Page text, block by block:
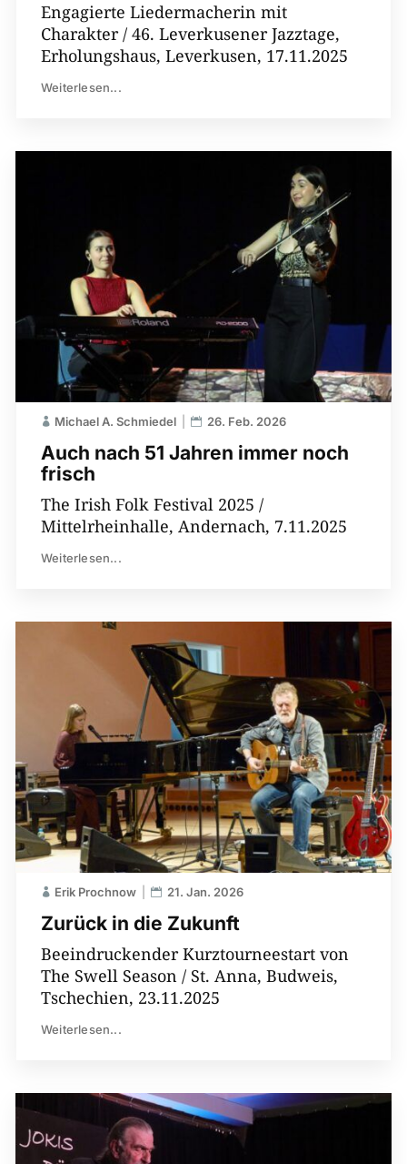
Engagierte Liedermacherin mit
Charakter / 46. Leverkusener Jazztage,
Erholungshaus, Leverkusen, 17.11.2025
Weiterlesen...
Auch nach 51 Jahren immer noch
frisch
Michael A. Schmiedel 26. Feb. 2026
The Irish Folk Festival 2025 /
Mittelrheinhalle, Andernach, 7.11.2025
Weiterlesen...
Zurück in die Zukunft
Erik Prochnow 21. Jan. 2026
Beeindruckender Kurztourneestart von
The Swell Season / St. Anna, Budweis,
Tschechien, 23.11.2025
Weiterlesen...